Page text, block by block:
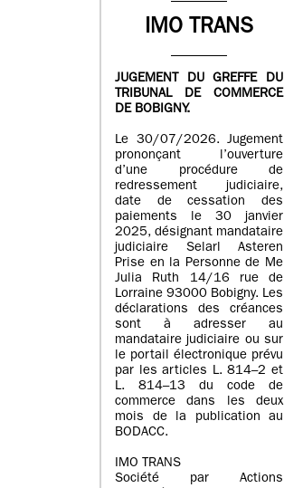
IMO TRANS
JUGEMENT DU GREFFE DU
TRIBUNAL DE COMMERCE
DE BOBIGNY.
Le 30/07/2026. Jugement
prononçant l’ouverture
d’une procédure de
redressement judiciaire,
date de cessation des
paiements le 30 janvier
2025, désignant mandataire
judiciaire Selarl Asteren
Prise en la Personne de Me
Julia Ruth 14/16 rue de
Lorraine 93000 Bobigny. Les
déclarations des créances
sont à adresser au
mandataire judiciaire ou sur
le portail électronique prévu
par les articles L. 814–2 et
L. 814–13 du code de
commerce dans les deux
mois de la publication au
BODACC.
IMO TRANS
Société par Actions